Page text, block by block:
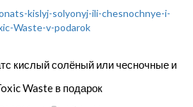
кислый солёный или чесночные и
Waste в подарок